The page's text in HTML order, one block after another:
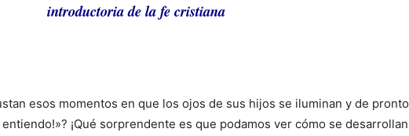
introductoria de la fe cristiana
esos momentos en que los ojos de sus hijos se iluminan y de pronto
entiendo!»? ¡Qué sorprendente es que podamos ver cómo se desarrollan